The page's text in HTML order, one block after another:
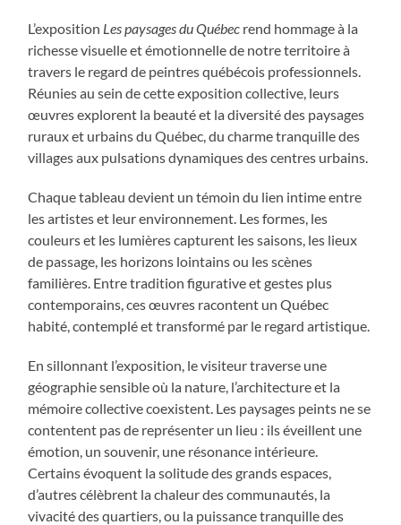
L’exposition Les paysages du Québec rend hommage à la
richesse visuelle et émotionnelle de notre territoire à
travers le regard de peintres québécois professionnels.
Réunies au sein de cette exposition collective, leurs
œuvres explorent la beauté et la diversité des paysages
ruraux et urbains du Québec, du charme tranquille des
villages aux pulsations dynamiques des centres urbains.
Chaque tableau devient un témoin du lien intime entre
les artistes et leur environnement. Les formes, les
couleurs et les lumières capturent les saisons, les lieux
de passage, les horizons lointains ou les scènes
familières. Entre tradition figurative et gestes plus
contemporains, ces œuvres racontent un Québec
habité, contemplé et transformé par le regard artistique.
En sillonnant l’exposition, le visiteur traverse une
géographie sensible où la nature, l’architecture et la
mémoire collective coexistent. Les paysages peints ne se
contentent pas de représenter un lieu : ils éveillent une
émotion, un souvenir, une résonance intérieure.
Certains évoquent la solitude des grands espaces,
d’autres célèbrent la chaleur des communautés, la
vivacité des quartiers, ou la puissance tranquille des